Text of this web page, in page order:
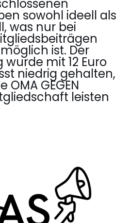
sowohl ideell als
was nur bei
ist. Der
mit 12 Euro
niedrig gehalten,
GEGEN
leisten